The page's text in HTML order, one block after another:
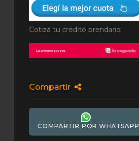
Cotiza tu crédito prendario
Compartir
COMPARTIR POR WHATSAPP